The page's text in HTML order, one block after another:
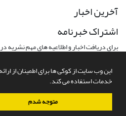
این وب سایت از کوکی ها برای اطمینان از
خدمات استفاده می کند.
متوجه شدم
آخرین اخبار
اشتراک خبرنامه
برای دریافت اخبار و اطلاعیه های مهم
سامانه مدیریت نشریات علمی.طراحی و پیاده